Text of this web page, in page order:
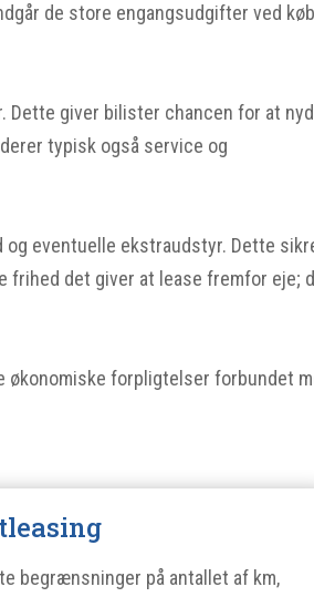
de store engangsudgifter ved køb
Dette giver bilister chancen for at
typisk også service og
eventuelle ekstraudstyr. Dette
frihed det giver at lease fremfor eje;
økonomiske forpligtelser forbundet
begrænsninger på antallet af km,